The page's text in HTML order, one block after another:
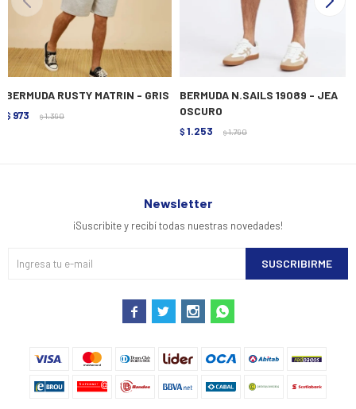
BERMUDA RUSTY MATRIN - GRIS
$ 973 $ 1.390
BERMUDA N.SAILS 19089 - JEA
OSCURO
$ 1.253 $ 1.790
Newsletter
¡Suscribite y recibí todas nuestras novedades!
SUSCRIBIRME
   